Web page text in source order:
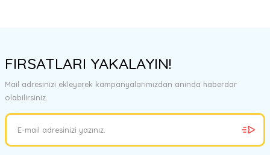
FIRSATLARI YAKALAYIN!
Mail adresinizi ekleyerek kampanyalarımızdan anında haberdar
olabilirsiniz.